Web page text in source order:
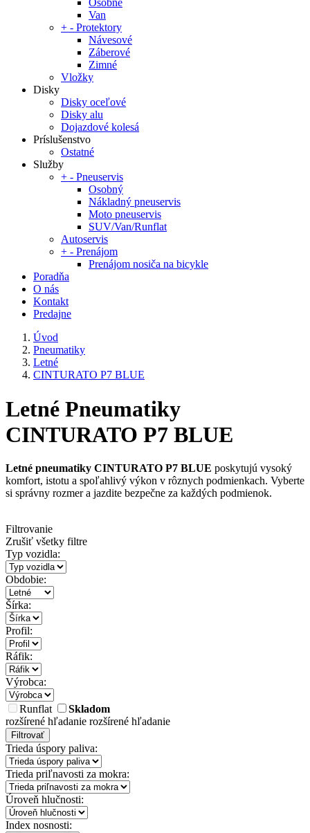
Osobné
Van
+ - Protektory
Návesové
Záberové
Zimné
Vložky
Disky
Disky oceľové
Disky alu
Dojazdové kolesá
Príslušenstvo
Ostatné
Služby
+ - Pneuservis
Osobný
Nákladný pneuservis
Moto pneuservis
SUV/Van/Runflat
Autoservis
+ - Prenájom
Prenájom nosiča na bicykle
Poradňa
O nás
Kontakt
Predajne
Úvod
Pneumatiky
Letné
CINTURATO P7 BLUE
Letné Pneumatiky
CINTURATO P7 BLUE
Letné pneumatiky CINTURATO P7 BLUE poskytujú vysoký
komfort, istotu a spoľahlivý výkon v rôznych podmienkach. Vyberte
si správny rozmer a jazdite bezpečne za každých podmienok.
Filtrovanie
Zrušiť všetky filtre
Typ vozidla:
Obdobie:
Šírka:
Profil:
Ráfik:
Výrobca:
Runflat
Skladom
rozšírené hľadanie rozšírené hľadanie
Filtrovať
Trieda úspory paliva:
Trieda priľnavosti za mokra:
Úroveň hlučnosti:
Index nosnosti: